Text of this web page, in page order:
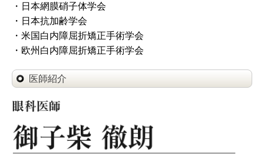
・日本網膜硝子体学会
・日本抗加齢学会
・米国白内障屈折矯正手術学会
・欧州白内障屈折矯正手術学会
医師紹介